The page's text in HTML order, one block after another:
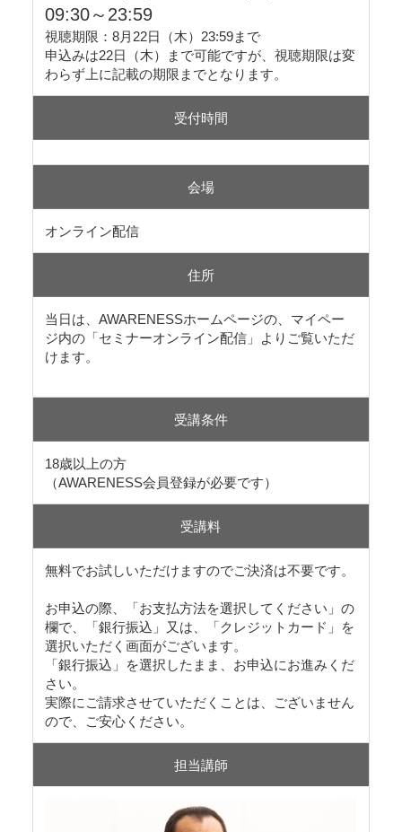
09:30～23:59
視聴期限：8月22日（木）23:59まで
申込みは22日（木）まで可能ですが、視聴期限は変
わらず上に記載の期限までとなります。
受付時間
会場
オンライン配信
住所
当日は、AWARENESSホームページの、マイペー
ジ内の「セミナーオンライン配信」よりご覧いただ
けます。
受講条件
18歳以上の方
（AWARENESS会員登録が必要です）
受講料
無料でお試しいただけますのでご決済は不要です。
お申込の際、「お支払方法を選択してください」の
欄で、「銀行振込」又は、「クレジットカード」を
選択いただく画面がございます。
「銀行振込」を選択したまま、お申込にお進みくだ
さい。
実際にご請求させていただくことは、ございません
ので、ご安心ください。
担当講師